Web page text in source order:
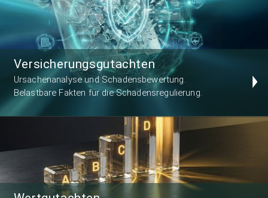
Versicherungsgutachten
Ursachenanalyse und Schadensbewertung.
Belastbare Fakten für die Schadensregulierung.